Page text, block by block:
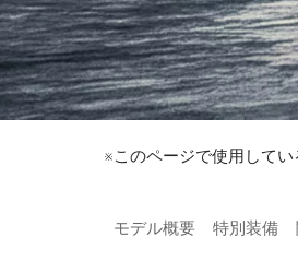
※このページで使用して
モデル概要 特別装備